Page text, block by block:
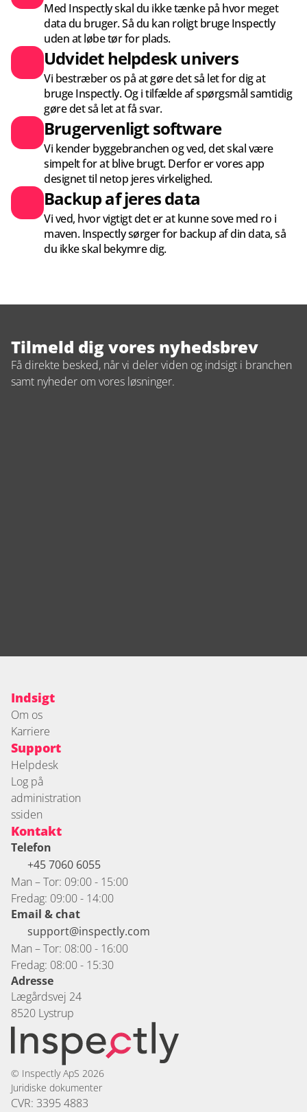
Med Inspectly skal du ikke tænke på hvor meget
data du bruger. Så du kan roligt bruge Inspectly
uden at løbe tør for plads.
Udvidet helpdesk univers
Vi bestræber os på at gøre det så let for dig at
bruge Inspectly. Og i tilfælde af spørgsmål samtidig
gøre det så let at få svar.
Brugervenligt software
Vi kender byggebranchen og ved, det skal være
simpelt for at blive brugt. Derfor er vores app
designet til netop jeres virkelighed.
Backup af jeres data
Vi ved, hvor vigtigt det er at kunne sove med ro i
maven. Inspectly sørger for backup af din data, så
du ikke skal bekymre dig.
© Inspectly ApS 2026
Juridiske dokumenter
CVR: 3395 4883
Kontakt
Telefon
+45 7060 6055
Man – Tor: 09:00 - 15:00
Fredag: 09:00 - 14:00
Email & chat
support@inspectly.com
Man – Tor: 08:00 - 16:00
Fredag: 08:00 - 15:30
Adresse
Lægårdsvej 24
8520 Lystrup
Indsigt
Om os
Karriere
Support
Helpdesk
Log på
administration
ssiden
Tilmeld dig vores nyhedsbrev
Få direkte besked, når vi deler viden og indsigt i branchen
samt nyheder om vores løsninger.